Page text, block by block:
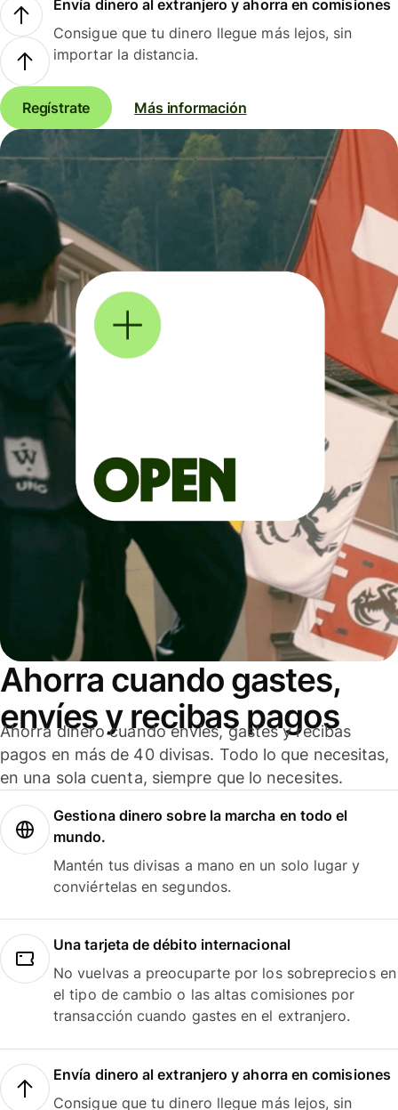
Envía dinero al extranjero y ahorra en comisiones
Consigue que tu dinero llegue más lejos, sin
importar la distancia.
Regístrate Más información
Ahorra cuando gastes,
envíes y recibas pagos
Ahorra dinero cuando envíes, gastes y recibas
pagos en más de 40 divisas. Todo lo que necesitas,
en una sola cuenta, siempre que lo necesites.
Gestiona dinero sobre la marcha en todo el
mundo.
Mantén tus divisas a mano en un solo lugar y
conviértelas en segundos.
Una tarjeta de débito internacional
No vuelvas a preocuparte por los sobreprecios en
el tipo de cambio o las altas comisiones por
transacción cuando gastes en el extranjero.
Envía dinero al extranjero y ahorra en comisiones
Consigue que tu dinero llegue más lejos, sin